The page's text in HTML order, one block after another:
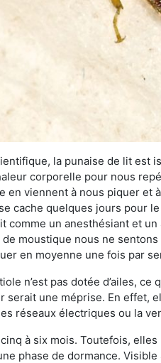
la punaise de lit est
corporelle pour nous
en viennent à nous piquer et
cache quelques jours pour
comme un anesthésiant et
moustique nous ne
en moyenne une fois par
n’est pas dotée d’ailes,
une méprise. En effet,
réseaux électriques ou la
à six mois. Toutefois,
phase de dormance.